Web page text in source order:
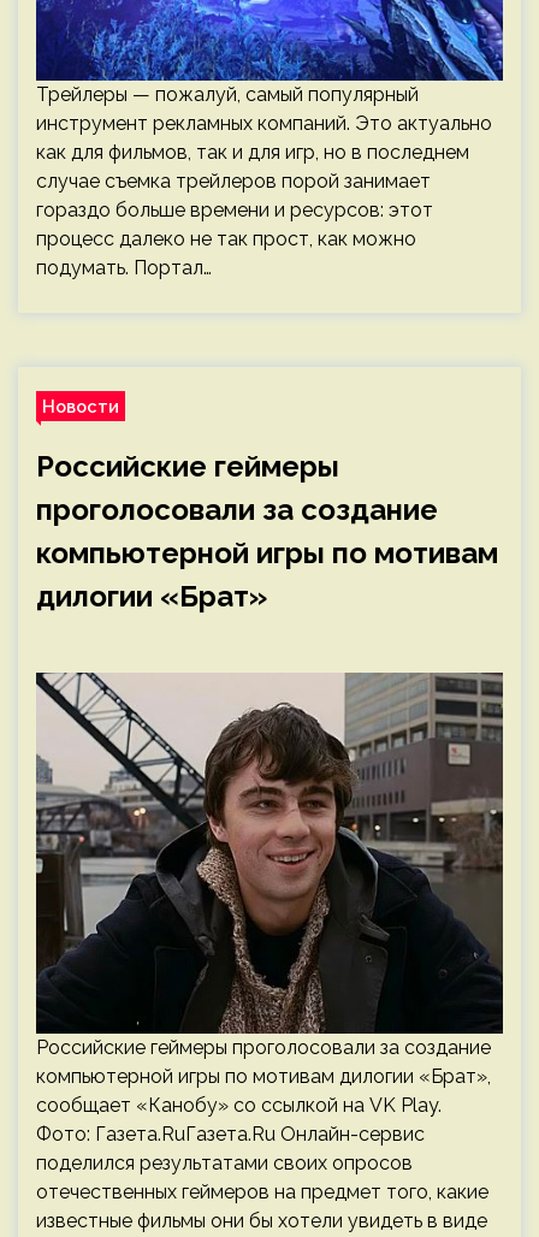
Трейлеры — пожалуй, самый популярный
инструмент рекламных компаний. Это актуально
как для фильмов, так и для игр, но в последнем
случае съемка трейлеров порой занимает
гораздо больше времени и ресурсов: этот
процесс далеко не так прост, как можно
подумать. Портал…
Новости
Российские геймеры
проголосовали за создание
компьютерной игры по мотивам
дилогии «Брат»
Российские геймеры проголосовали за создание
компьютерной игры по мотивам дилогии «Брат»,
сообщает «Канобу» со ссылкой на VK Play.
Фото: Газета.RuГазета.Ru Онлайн-сервис
поделился результатами своих опросов
отечественных геймеров на предмет того, какие
известные фильмы они бы хотели увидеть в виде